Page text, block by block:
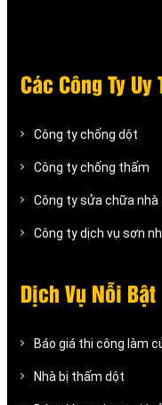
Các Công Ty Uy
Công ty chống dột
Công ty chống thấm
Công ty sửa chữa nhà
Công ty dịch vụ sơn
Dịch Vụ Nỗi Bật
Báo giá thi công làm
Nhà bị thấm dột